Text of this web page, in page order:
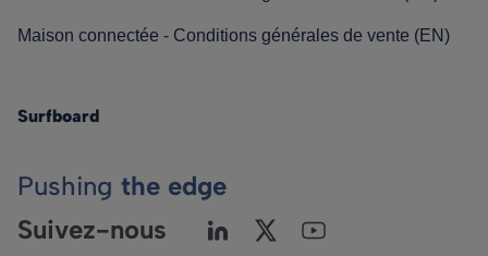
Maison connectée - Conditions générales de vente (EN)
Surfboard
Pushing the edge
Suivez-nous